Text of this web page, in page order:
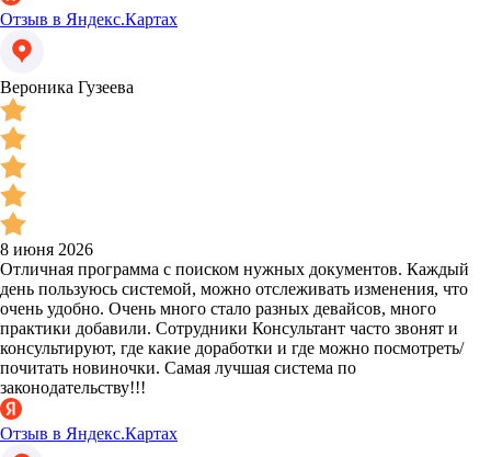
Отзыв в Яндекс.Картах
Вероника Гузеева
8 июня 2026
Отличная программа с поиском нужных документов. Каждый
день пользуюсь системой, можно отслеживать изменения, что
очень удобно. Очень много стало разных девайсов, много
практики добавили. Сотрудники Консультант часто звонят и
консультируют, где какие доработки и где можно посмотреть/
почитать новиночки. Самая лучшая система по
законодательству!!!
Отзыв в Яндекс.Картах